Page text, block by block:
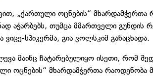
„ქართული ოცნების“ მხარდამჭერთა
აჭარბებს, თუმცა მმართველი გუნდის
სპიკერმა, გია ვოლსკიმ განაცხადა.
მაინც ჩატარებულიყო ისეთი, რომ
ოცნების“ მხარდამჭერთა რაოდენობა